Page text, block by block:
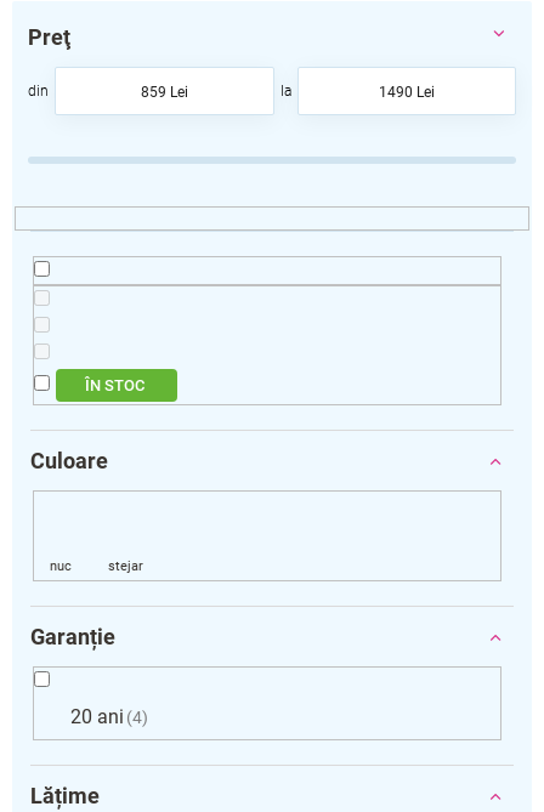
a
r
o
Preţ
859 Lei 1490 Lei
ÎN STOC
Culoare
Garanție
20 ani 4
Lățime